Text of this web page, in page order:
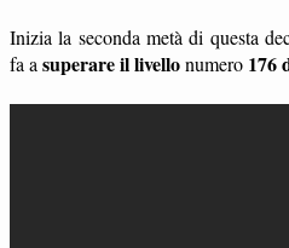
Inizia la seconda metà di questa
fa a superare il livellonumero 176